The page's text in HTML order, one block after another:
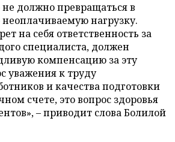
не должно превращаться в
нагрузку.
на себя ответственность за
специалиста, должен
компенсацию за эту
уважения к труду
и качества подготовки
счете, это вопрос здоровья
– приводит слова Болилой